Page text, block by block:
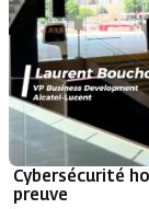
Cybersécurité
preuve